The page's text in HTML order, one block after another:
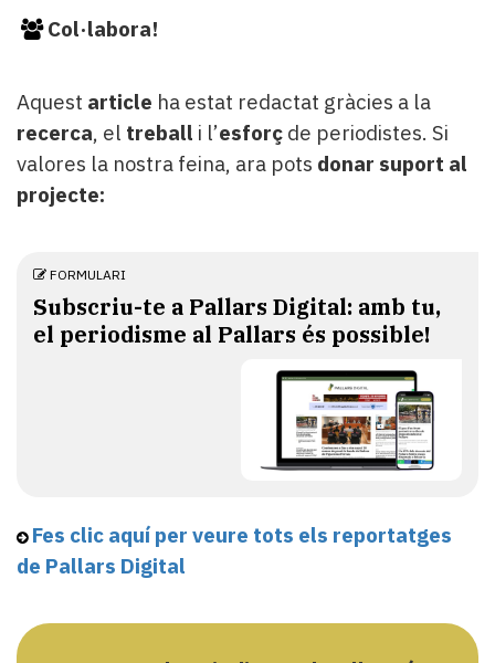
Col·labora!
Aquest article ha estat redactat gràcies a la
recerca, el treball i l’esforç de periodistes. Si
valores la nostra feina, ara pots donar suport al
projecte:
FORMULARI
Subscriu-te a Pallars Digital: amb tu,
el periodisme al Pallars és possible!
Fes clic aquí per veure tots els reportatges
de Pallars Digital